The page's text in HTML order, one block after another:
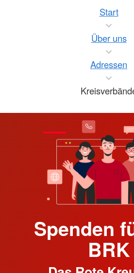
Start
Über uns
Adressen
Spenden
BRK